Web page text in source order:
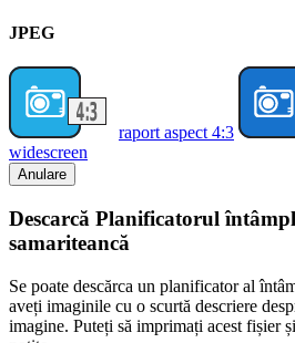
JPEG
raport aspect 4:3
widescreen
Anulare
Descarcă Planificatorul
samariteancă
Se poate descărca un planificator al
aveți imaginile cu o scurtă descriere
imagine. Puteți să imprimați acest fișier